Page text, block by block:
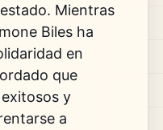
Mientras
Biles ha
en
que
y
a